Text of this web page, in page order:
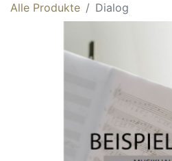
Alle Produkte Dialog